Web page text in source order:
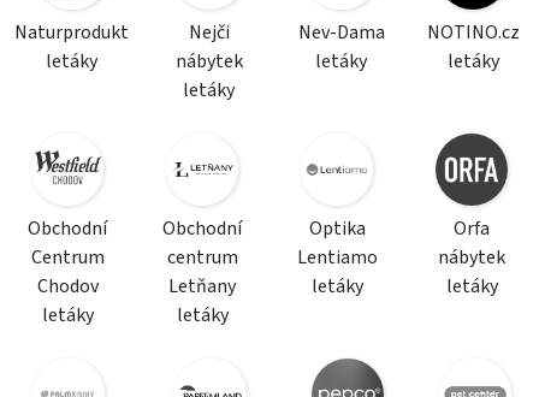
Naturprodukt
letáky
Nejči
nábytek
letáky
Nev-Dama
letáky
NOTINO.cz
letáky
Obchodní
Centrum
Chodov
letáky
Obchodní
centrum
Letňany
letáky
Optika
Lentiamo
letáky
Orfa
nábytek
letáky